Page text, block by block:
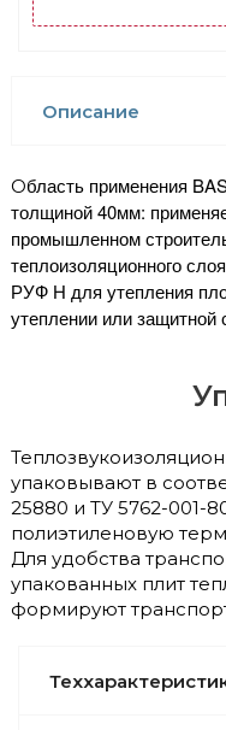
Описание
Область применения
толщиной 40мм:
промышленном
теплоизоляционного
РУФ Н для утепления
утеплении или защитной
упаковывают в
25880 и ТУ 5762-001-
полиэтиленовую
Для удобства
упакованных плит
формируют